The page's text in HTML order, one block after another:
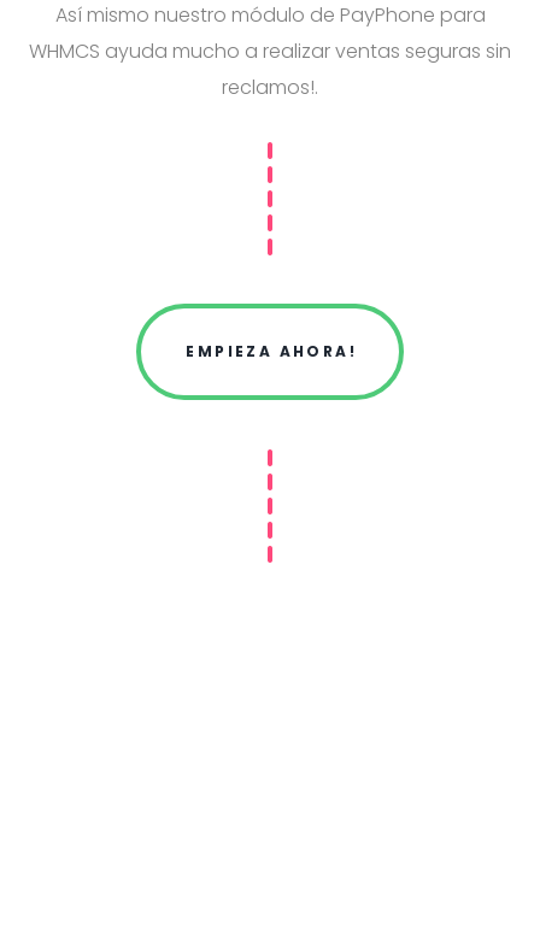
Así mismo nuestro módulo de PayPhone para
WHMCS ayuda mucho a realizar ventas seguras sin
reclamos!.
EMPIEZA AHORA!